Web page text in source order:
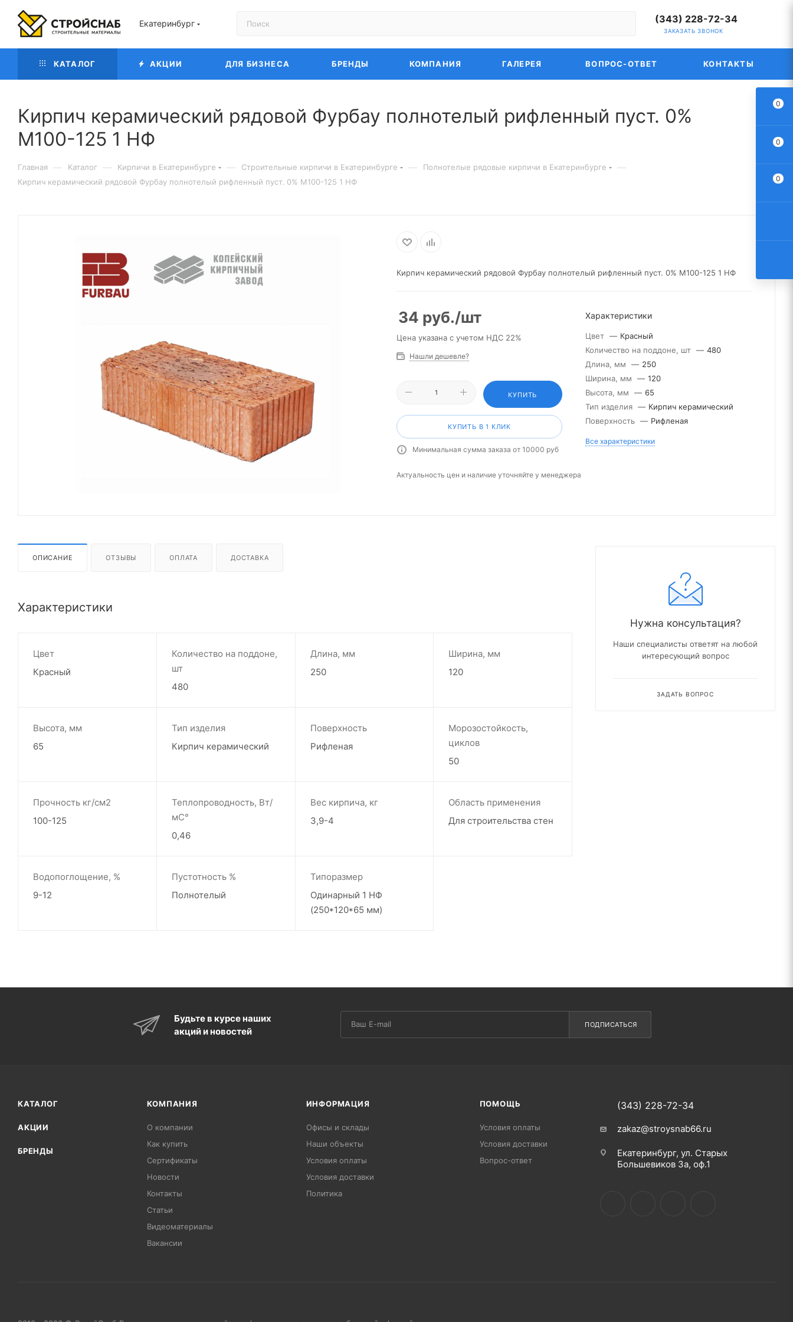
Екатеринбург (343) 228-72-34
ЗАКАЗАТЬ ЗВОНОК
КАТАЛОГ АКЦИИ ДЛЯ БИЗНЕСА БРЕНДЫ КОМПАНИЯ ГАЛЕРЕЯ ВОПРОС-ОТВЕТ КОНТАКТЫ
Кирпич керамический рядовой Фурбау полнотелый рифленный пуст. 0%
М100-125 1 НФ
Главная — Каталог — Кирпичи в Екатеринбурге — Строительные кирпичи в Екатеринбурге — Полнотелые рядовые кирпичи в Екатеринбурге —
Кирпич керамический рядовой Фурбау полнотелый рифленный пуст. 0% М100-125 1 НФ
Кирпич керамический рядовой Фурбау полнотелый рифленный пуст. 0% М100-125 1 НФ
34 руб./шт
Цена указана с учетом НДС 22%
Нашли дешевле?
КУПИТЬ
КУПИТЬ В 1 КЛИК
Минимальная сумма заказа от 10000 руб
Характеристики
Цвет — Красный
Количество на поддоне, шт — 480
Длина, мм
— 250
Ширина, мм
— 120
Высота, мм
— 65
Тип изделия — Кирпич керамический
Поверхность — Рифленая
Все характеристики
Актуальность цен и наличие уточняйте у менеджера
ОПИСАНИЕ ОТЗЫВЫ ОПЛАТА ДОСТАВКА
Характеристики
Цвет
Красный
Количество на поддоне,
шт
480
Длина, мм
250
Ширина, мм
120
Высота, мм
65
Тип изделия
Кирпич керамический
Поверхность
Рифленая
Морозостойкость,
циклов
50
Прочность кг/см2
100-125
Теплопроводность, Вт/
мС°
0,46
Вес кирпича, кг
3,9-4
Область применения
Для строительства стен
Водопоглощение, %
9-12
Пустотность %
Полнотелый
Типоразмер
Одинарный 1 НФ
(250*120*65 мм)
Нужна консультация?
Наши специалисты ответят на любой
интересующий вопрос
ЗАДАТЬ ВОПРОС
Будьте в курсе наших
акций и новостей
ПОДПИСАТЬСЯ
КАТАЛОГ
АКЦИИ
БРЕНДЫ
КОМПАНИЯ
О компании
Как купить
Сертификаты
Новости
Контакты
Статьи
Видеоматериалы
Вакансии
ИНФОРМАЦИЯ
Офисы и склады
Наши объекты
Условия оплаты
Условия доставки
Политика
ПОМОЩЬ
Условия оплаты
Условия доставки
Вопрос-ответ
(343) 228-72-34
zakaz@stroysnab66.ru
Екатеринбург, ул. Старых
Большевиков 3а, оф.1
0
0
0